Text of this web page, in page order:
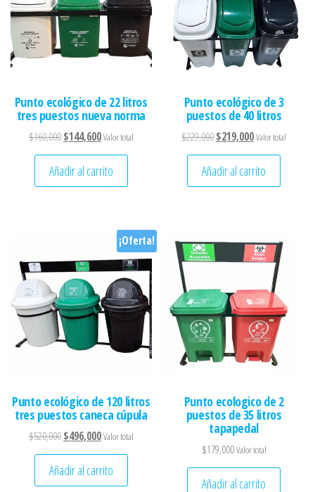
Punto ecológico de 22 litros
tres puestos nueva norma
$160,000El precio original era: $160,000.
$144,600El precio actual es: $144,600.
Valor total
Añadir al carrito
Punto ecológico de 3
puestos de 40 litros
$229,000El precio original era:
$219,000El precio actual
Valor total
Añadir al carrito
¡Oferta!
Punto ecológico de 120 litros
tres puestos caneca cúpula
$520,000El precio original era: $520,000.
$496,000El precio actual es: $496,000.
Valor total
Añadir al carrito
Punto ecologico de 2
puestos de 35 litros
tapapedal
$179,000Valor total
Añadir al carrito